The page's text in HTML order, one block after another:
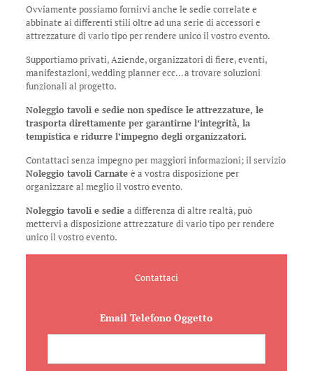
Ovviamente possiamo fornirvi anche le sedie correlate e
abbinate ai differenti stili oltre ad una serie di accessori e
attrezzature di vario tipo per rendere unico il vostro evento.
Supportiamo privati, Aziende, organizzatori di fiere, eventi,
manifestazioni, wedding planner ecc… a trovare soluzioni
funzionali al progetto.
Noleggio tavoli e sedie non spedisce le attrezzature, le
trasporta direttamente per garantirne l’integrità, la
tempistica e ridurre l’impegno degli organizzatori.
Contattaci senza impegno per maggiori informazioni; il servizio
Noleggio tavoli Carnate è a vostra disposizione per
organizzare al meglio il vostro evento.
Noleggio tavoli e sedie a differenza di altre realtà, può
mettervi a disposizione attrezzature di vario tipo per rendere
unico il vostro evento.
Contattaci
Email Telefono Oggetto